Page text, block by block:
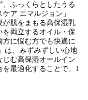
ふっくらとしたうる
ア エマルジョン」
が肌をまもる高保湿乳
両立するオイル・保
に悩む方でも快適に
は、みずみずしい心地
じむ高保湿オールイン
最適化することで、1